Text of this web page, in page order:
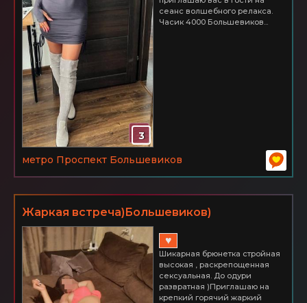
3
сеанс волшебного релакса.
Часик 4000 Большевиков...
метро Проспект Большевиков
Жаркая встреча)Большевиков)
♥
Шикарная брюнетка стройная
высокая , раскрепощенная
сексуальная. До одури
развратная )Приглашаю на
крепкий горячий жаркий